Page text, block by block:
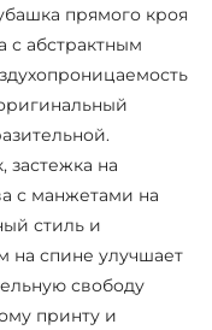
прямого кроя
с абстрактным
застежка на
с манжетами на
стиль и
на спине улучшает
свободу
принту и